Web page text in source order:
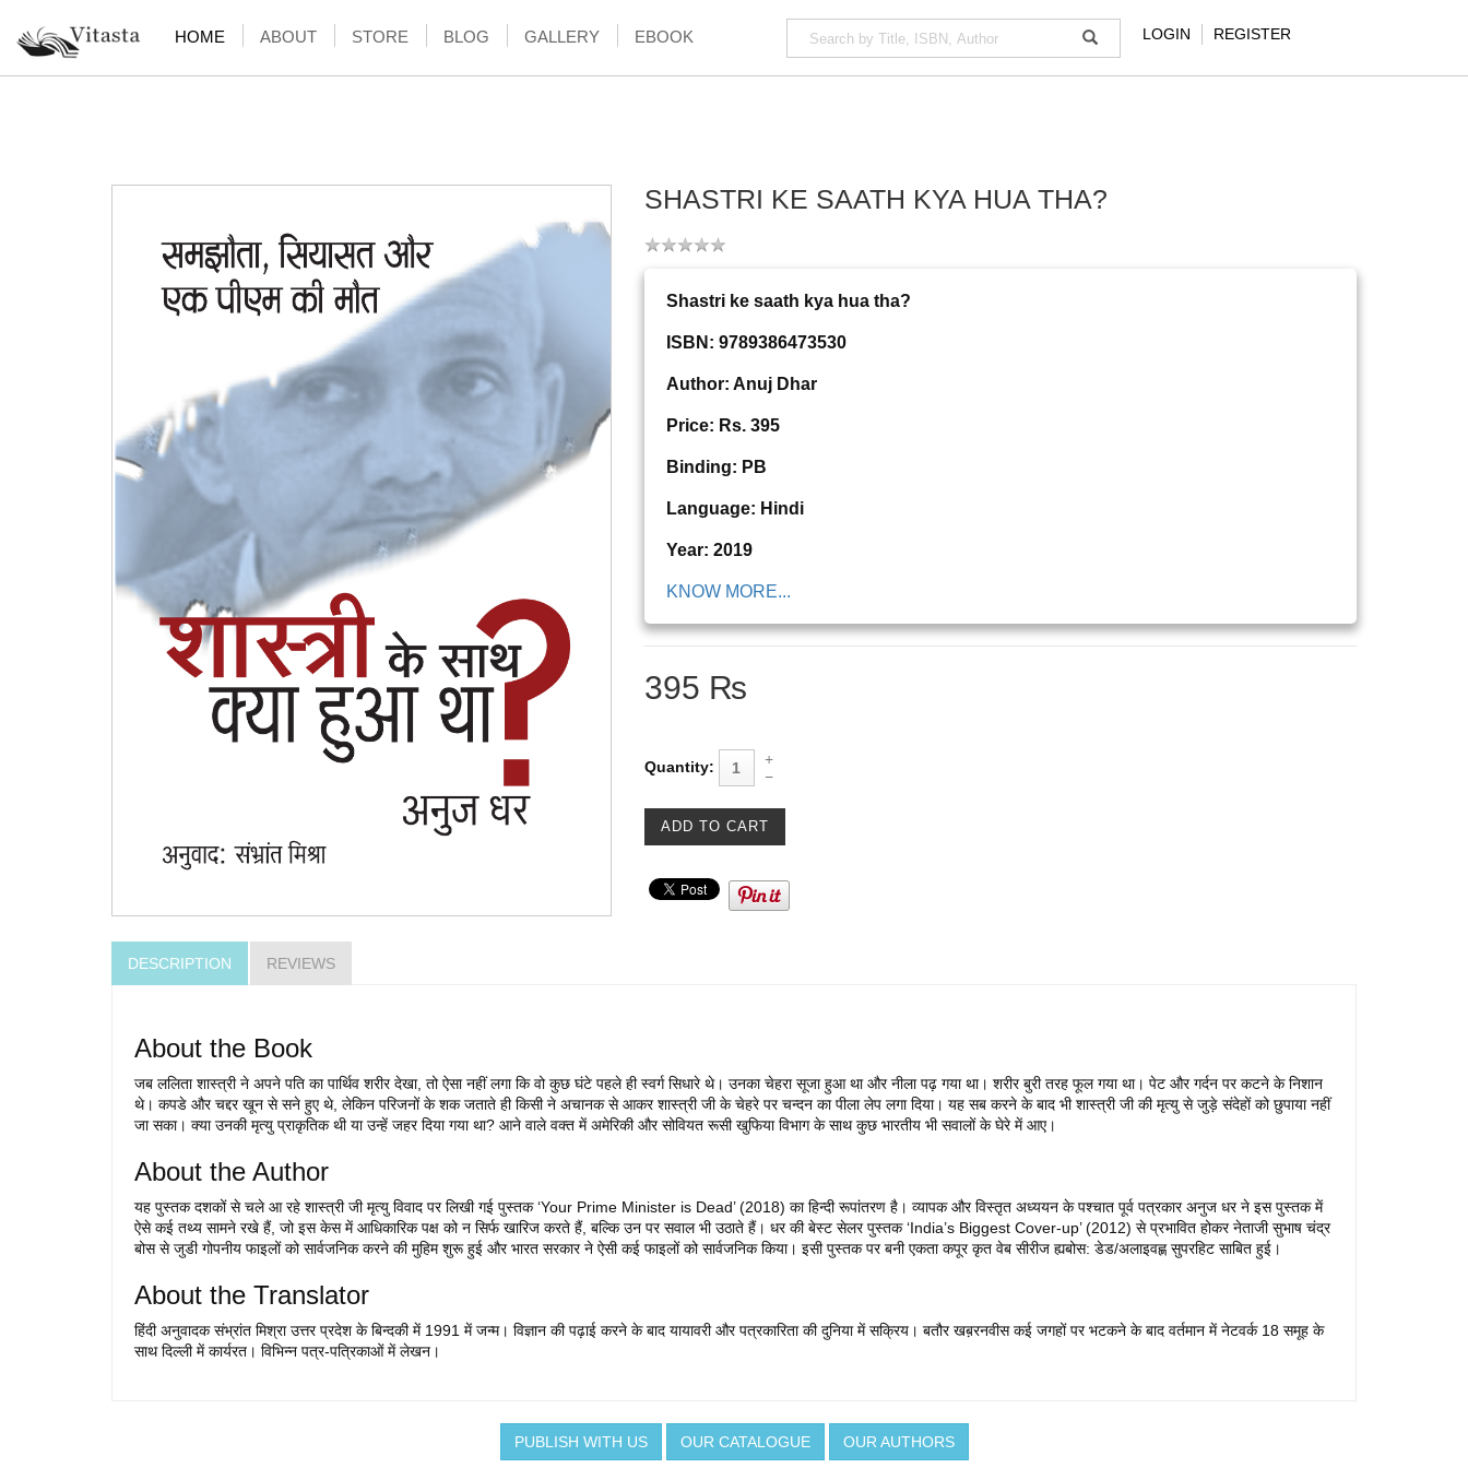
HOME ABOUT STORE BLOG GALLERY EBOOK LOGIN REGISTER
SHASTRI KE SAATH KYA HUA THA?
Shastri ke saath kya hua tha?
ISBN: 9789386473530
Author: Anuj Dhar
Price: Rs. 395
Binding: PB
Language: Hindi
Year: 2019
KNOW MORE...
395 ₨
Quantity:
DESCRIPTION REVIEWS
About the Book
जब ललिता शास्त्री ने अपने पति का पार्थिव शरीर देखा, तो ऐसा नहीं लगा कि वो कुछ घंटे पहले ही स्वर्ग सिधारे थे। उनका चेहरा सूजा हुआ था और नीला पढ़ गया था। शरीर बुरी तरह फूल गया था। पेट और गर्दन पर कटने के निशान
थे। कपडे और चद्दर खून से सने हुए थे, लेकिन परिजनों के शक जताते ही किसी ने अचानक से आकर शास्त्री जी के चेहरे पर चन्दन का पीला लेप लगा दिया। यह सब करने के बाद भी शास्त्री जी की मृत्यु से जुड़े संदेहों को छुपाया नहीं
जा सका। क्या उनकी मृत्यु प्राकृतिक थी या उन्हें जहर दिया गया था? आने वाले वक्त में अमेरिकी और सोवियत रूसी खुफिया विभाग के साथ कुछ भारतीय भी सवालों के घेरे में आए।
About the Author
यह पुस्तक दशकों से चले आ रहे शास्त्री जी मृत्यु विवाद पर लिखी गई पुस्तक ‘Your Prime Minister is Dead’ (2018) का हिन्दी रूपांतरण है। व्यापक और विस्तृत अध्ययन के पश्चात पूर्व पत्रकार अनुज धर ने इस पुस्तक में
ऐसे कई तथ्य सामने रखे हैं, जो इस केस में आधिकारिक पक्ष को न सिर्फ खारिज करते हैं, बल्कि उन पर सवाल भी उठाते हैं। धर की बेस्ट सेलर पुस्तक ‘India’s Biggest Cover-up’ (2012) से प्रभावित होकर नेताजी सुभाष चंद्र
बोस से जुडी गोपनीय फाइलों को सार्वजनिक करने की मुहिम शुरू हुई और भारत सरकार ने ऐसी कई फाइलों को सार्वजनिक किया। इसी पुस्तक पर बनी एकता कपूर कृत वेब सीरीज ह्यबोस: डेड/अलाइवह्ण सुपरहिट साबित हुई।
About the Translator
हिंदी अनुवादक संभ्रांत मिश्रा उत्तर प्रदेश के बिन्दकी में 1991 में जन्म। विज्ञान की पढ़ाई करने के बाद यायावरी और पत्रकारिता की दुनिया में सक्रिय। बतौर खब़रनवीस कई जगहों पर भटकने के बाद वर्तमान में नेटवर्क 18 समूह के
साथ दिल्ली में कार्यरत। विभिन्न पत्र-पत्रिकाओं में लेखन।
PUBLISH WITH US OUR CATALOGUE OUR AUTHORS